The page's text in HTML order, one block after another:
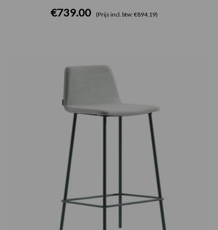
€739.00 (Prijs incl. btw: €894,19)